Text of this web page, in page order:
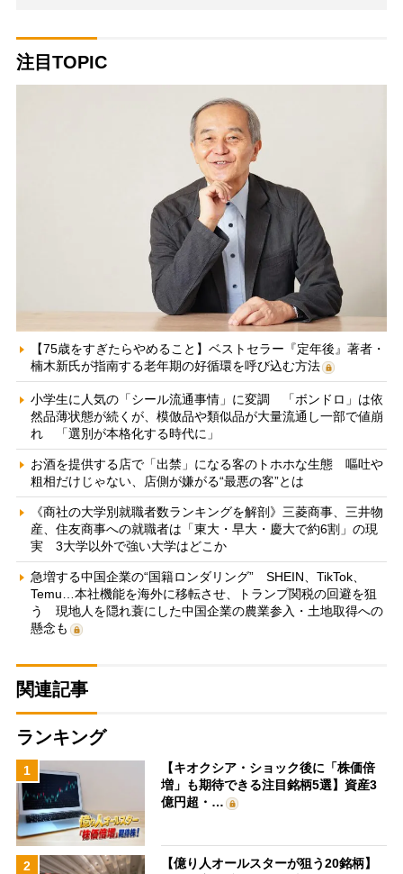
注目TOPIC
【75歳をすぎたらやめること】ベストセラー『定年後』著者・
楠木新氏が指南する老年期の好循環を呼び込む方法
小学生に人気の「シール流通事情」に変調 「ボンドロ」は依
然品薄状態が続くが、模倣品や類似品が大量流通し一部で値崩
れ 「選別が本格化する時代に」
お酒を提供する店で「出禁」になる客のトホホな生態 嘔吐や
粗相だけじゃない、店側が嫌がる“最悪の客”とは
《商社の大学別就職者数ランキングを解剖》三菱商事、三井物
産、住友商事への就職者は「東大・早大・慶大で約6割」の現
実 3大学以外で強い大学はどこか
急増する中国企業の“国籍ロンダリング” SHEIN、TikTok、
Temu…本社機能を海外に移転させ、トランプ関税の回避を狙
う 現地人を隠れ蓑にした中国企業の農業参入・土地取得への
懸念も
関連記事
ランキング
1
【キオクシア・ショック後に「株価倍
増」も期待できる注目銘柄5選】資産3
億円超・…
2
【億り人オールスターが狙う20銘柄】